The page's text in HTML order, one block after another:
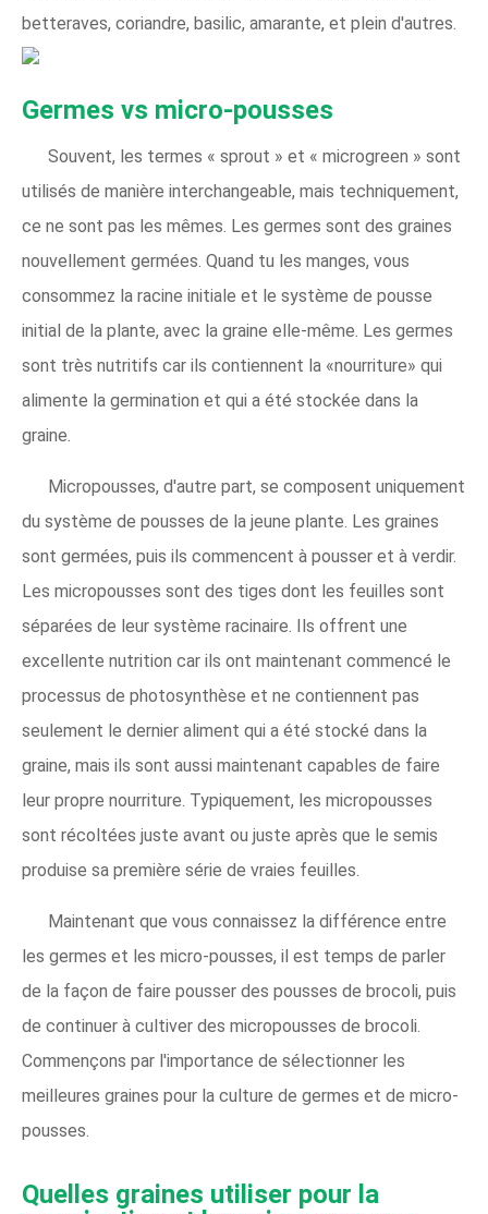
betteraves, coriandre, basilic, amarante, et plein d'autres.
Germes vs micro-pousses
Souvent, les termes « sprout » et « microgreen » sont
utilisés de manière interchangeable, mais techniquement,
ce ne sont pas les mêmes. Les germes sont des graines
nouvellement germées. Quand tu les manges, vous
consommez la racine initiale et le système de pousse
initial de la plante, avec la graine elle-même. Les germes
sont très nutritifs car ils contiennent la «nourriture» qui
alimente la germination et qui a été stockée dans la
graine.
Micropousses, d'autre part, se composent uniquement
du système de pousses de la jeune plante. Les graines
sont germées, puis ils commencent à pousser et à verdir.
Les micropousses sont des tiges dont les feuilles sont
séparées de leur système racinaire. Ils offrent une
excellente nutrition car ils ont maintenant commencé le
processus de photosynthèse et ne contiennent pas
seulement le dernier aliment qui a été stocké dans la
graine, mais ils sont aussi maintenant capables de faire
leur propre nourriture. Typiquement, les micropousses
sont récoltées juste avant ou juste après que le semis
produise sa première série de vraies feuilles.
Maintenant que vous connaissez la différence entre
les germes et les micro-pousses, il est temps de parler
de la façon de faire pousser des pousses de brocoli, puis
de continuer à cultiver des micropousses de brocoli.
Commençons par l'importance de sélectionner les
meilleures graines pour la culture de germes et de micro-
pousses.
Quelles graines utiliser pour la